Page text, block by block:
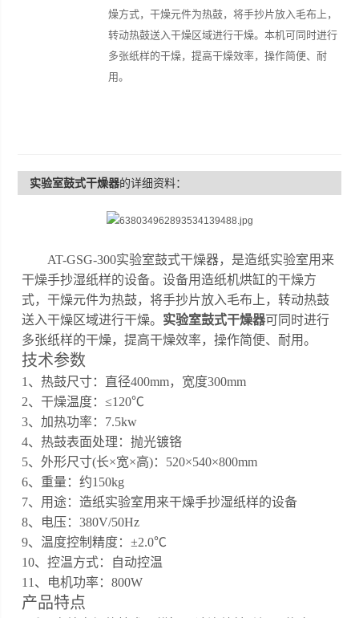
燥方式，干燥元件为热鼓，将手抄片放入毛布上，
转动热鼓送入干燥区域进行干燥。本机可同时进行
多张纸样的干燥，提高干燥效率，操作简便、耐
用。
实验室鼓式干燥器的详细资料：
AT-GSG-300实验室鼓式干燥器，是造纸实验室用来
干燥手抄湿纸样的设备。设备用造纸机烘缸的干燥方
式，干燥元件为热鼓，将手抄片放入毛布上，转动热鼓
送入干燥区域进行干燥。 实验室鼓式干燥器可同时进行
多张纸样的干燥，提高干燥效率，操作简便、耐用。
技术参数
1、热鼓尺寸：直径400mm，宽度300mm
2、干燥温度：≤120℃
3、加热功率： 7.5kw
4、 热鼓表面处理：抛光镀铬
5、外形尺寸(长×宽×高)： 520×540×800mm
6、重量：约1 50kg
7、用途：造纸实验室用来干燥手抄湿纸样的设备
8、 电压：380V/50Hz
9、 温度控制精度：±2.0℃
10、控温方式：自动控温
11、 电机功率：800W
产品特点